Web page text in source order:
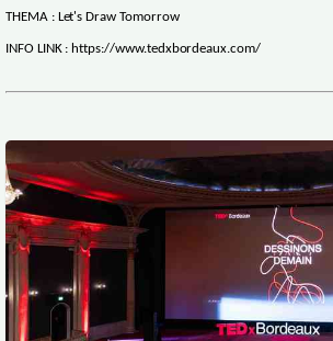
THEMA : Let's Draw Tomorrow
INFO LINK : https://www.tedxbordeaux.com/